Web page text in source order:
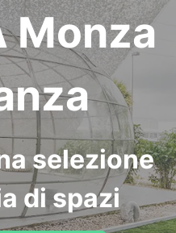
Monza
selezione
di spazi